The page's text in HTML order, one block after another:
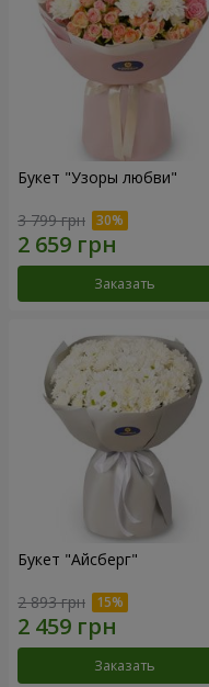
Букет "Узоры любви"
3 799 грн
Заказать
Букет "Айсберг"
2 893 грн
Заказать